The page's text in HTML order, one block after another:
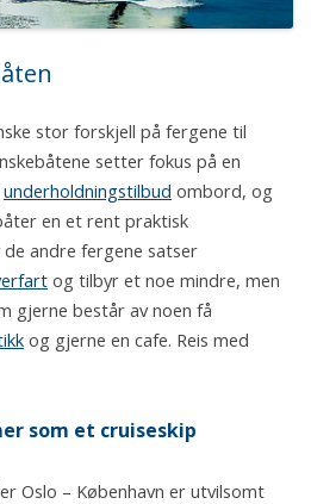
stor forskjell på fergene til
setter fokus på en
underholdningstilbud ombord, og
en et rent praktisk
andre fergene satser
og tilbyr et noe mindre, men
gjerne består av noen få
og gjerne en cafe. Reis med
som et cruiseskip
Oslo – København er utvilsomt